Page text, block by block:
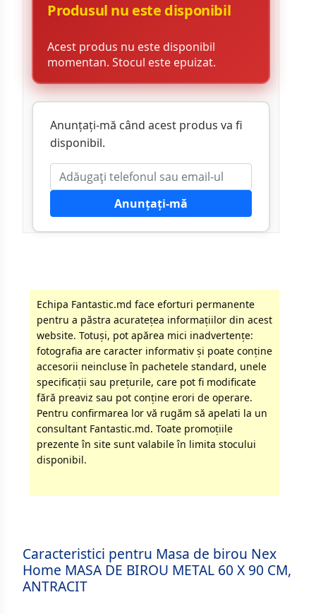
Produsul nu este disponibil
Acest produs nu este disponibil
momentan. Stocul este epuizat.
Anunțați-mă când acest produs va fi
disponibil.
Anunțați-mă
Echipa Fantastic.md face eforturi permanente
pentru a păstra acurateţea informaţiilor din acest
website. Totuși, pot apărea mici inadvertenţe:
fotografia are caracter informativ şi poate conţine
accesorii neincluse în pachetele standard, unele
specificaţii sau preţurile, care pot fi modificate
fără preaviz sau pot conţine erori de operare.
Pentru confirmarea lor vă rugăm să apelati la un
consultant Fantastic.md. Toate promoţiile
prezente în site sunt valabile în limita stocului
disponibil.
Caracteristici pentru Masa de birou Nex
Home MASA DE BIROU METAL 60 X 90 CM,
ANTRACIT